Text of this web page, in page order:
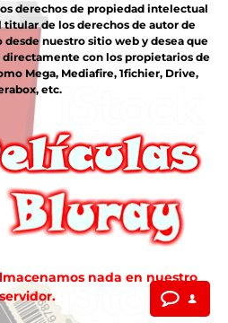
derechos de propiedad intelectual
titular de los derechos de autor de
nuestro sitio web y desea que
con los propietarios de
Mega, Mediafire, 1fichier, Drive,
etc.
nada en nuestro